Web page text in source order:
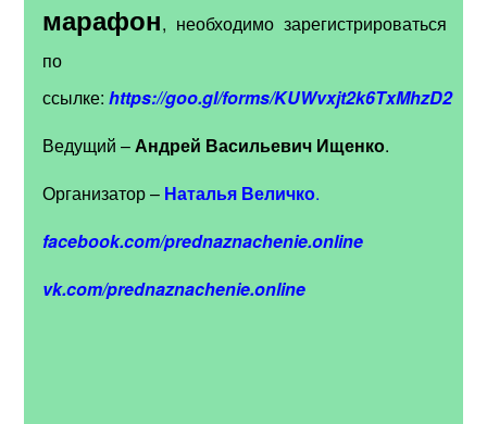
марафон, необходимо зарегистрироваться
по
ссылке:https://goo.gl/forms/KUWvxjt2k6TxMhzD2
Ведущий –Андрей Васильевич Ищенко.
Организатор– Наталья Величко.
facebook.com/prednaznachenie.online
vk.com/prednaznachenie.online